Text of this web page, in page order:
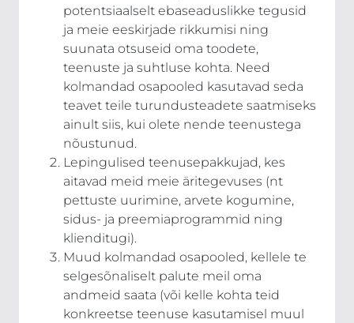
potentsiaalselt ebaseaduslikke tegusid
ja meie eeskirjade rikkumisi ning
suunata otsuseid oma toodete,
teenuste ja suhtluse kohta. Need
kolmandad osapooled kasutavad seda
teavet teile turundusteadete saatmiseks
ainult siis, kui olete nende teenustega
nõustunud.
Lepingulised teenusepakkujad, kes
aitavad meid meie äritegevuses (nt
pettuste uurimine, arvete kogumine,
sidus- ja preemiaprogrammid ning
klienditugi).
Muud kolmandad osapooled, kellele te
selgesõnaliselt palute meil oma
andmeid saata (või kelle kohta teid
konkreetse teenuse kasutamisel muul